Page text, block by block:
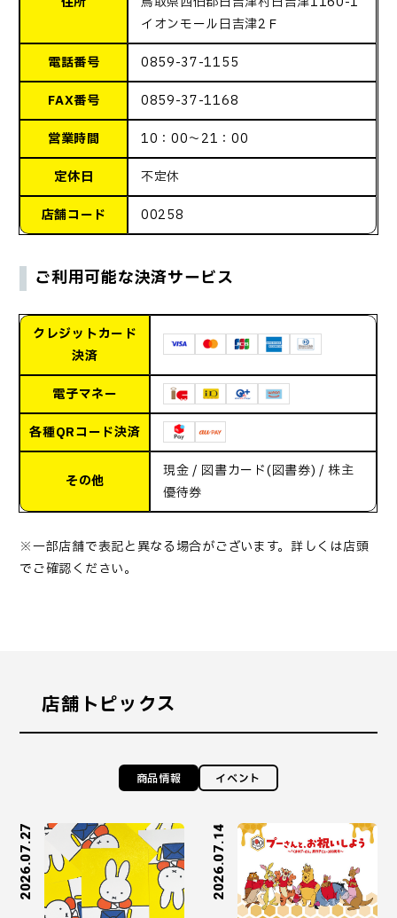
イオンモール日吉津2Ｆ
電話番号 0859-37-1155
FAX番号 0859-37-1168
営業時間 10：00～21：00
定休日 不定休
店舗コード 00258
ご利用可能な決済サービス
クレジットカード
決済
電子マネー
各種QRコード決済
その他
現金 / 図書カード(図書券) / 株主
優待券
※一部店舗で表記と異なる場合がございます。詳しくは店頭
でご確認ください。
店舗トピックス
商品情報 イベント
2026.07.27 2026.07.14